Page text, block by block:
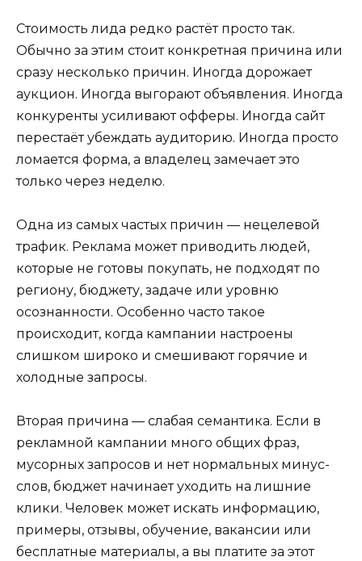
Стоимость лида редко растёт просто так.
Обычно за этим стоит конкретная причина или
сразу несколько причин. Иногда дорожает
аукцион. Иногда выгорают объявления. Иногда
конкуренты усиливают офферы. Иногда сайт
перестаёт убеждать аудиторию. Иногда просто
ломается форма, а владелец замечает это
только через неделю.
Одна из самых частых причин — нецелевой
трафик. Реклама может приводить людей,
которые не готовы покупать, не подходят по
региону, бюджету, задаче или уровню
осознанности. Особенно часто такое
происходит, когда кампании настроены
слишком широко и смешивают горячие и
холодные запросы.
Вторая причина — слабая семантика. Если в
рекламной кампании много общих фраз,
мусорных запросов и нет нормальных минус-
слов, бюджет начинает уходить на лишние
клики. Человек может искать информацию,
примеры, отзывы, обучение, вакансии или
бесплатные материалы, а вы платите за этот